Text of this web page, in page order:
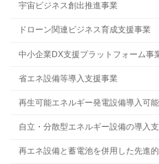
宇宙ビジネス創出推進事業
ドローン関連ビジネス育成支援事業
中小企業DX支援プラットフォーム事
省エネ設備等導入支援事業
再生可能エネルギー発電設備導入可
自立・分散型エネルギー設備の導入
再エネ設備と蓄電池を併用した先進